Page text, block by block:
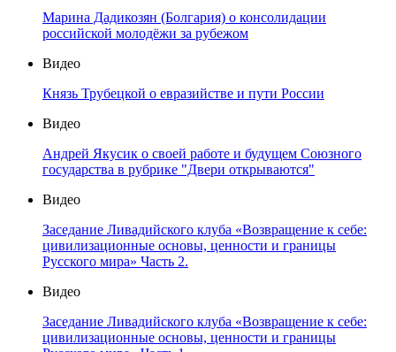
Марина Дадикозян (Болгария) о консолидации
российской молодёжи за рубежом
Видео
Князь Трубецкой о евразийстве и пути России
Видео
Андрей Якусик о своей работе и будущем Союзного
государства в рубрике "Двери открываются"
Видео
Заседание Ливадийского клуба «Возвращение к себе:
цивилизационные основы, ценности и границы
Русского мира» Часть 2.
Видео
Заседание Ливадийского клуба «Возвращение к себе:
цивилизационные основы, ценности и границы